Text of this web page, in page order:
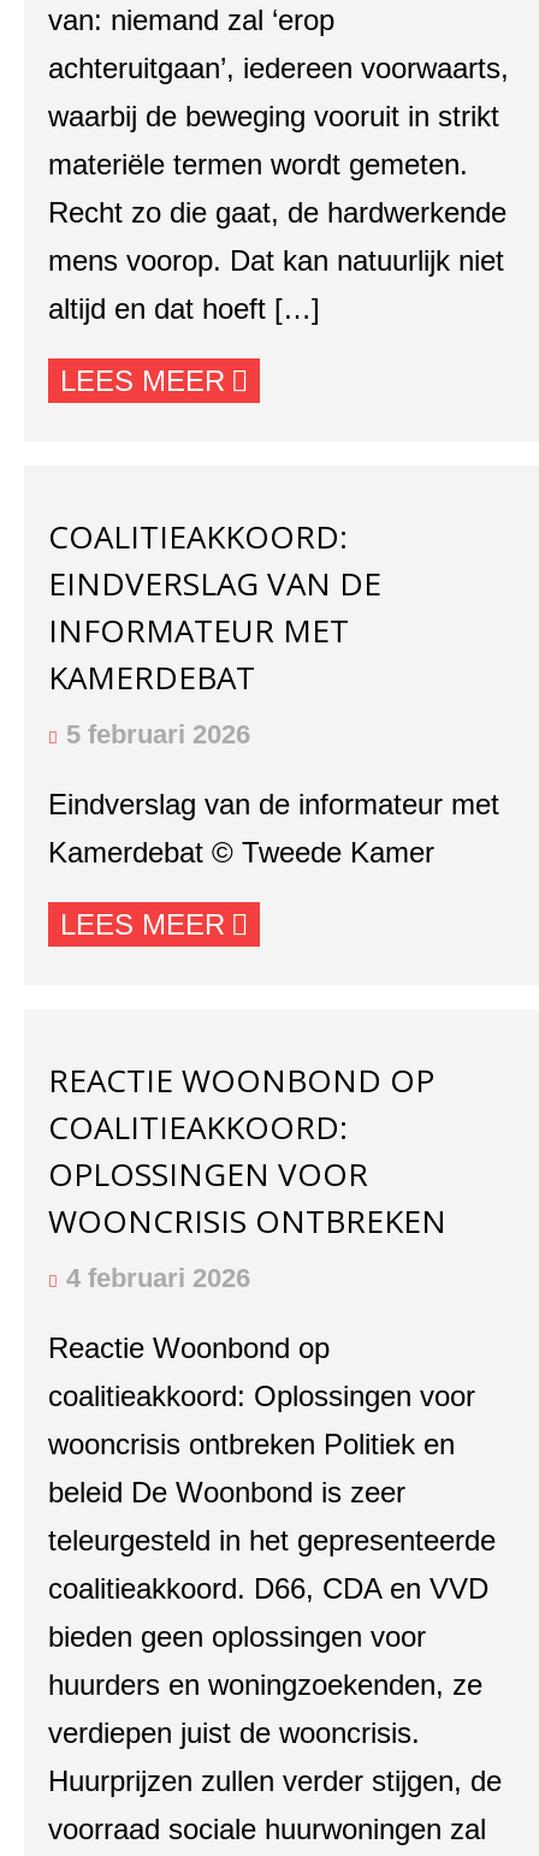
van: niemand zal ‘erop
achteruitgaan’, iedereen voorwaarts,
waarbij de beweging vooruit in strikt
materiële termen wordt gemeten.
Recht zo die gaat, de hardwerkende
mens voorop. Dat kan natuurlijk niet
altijd en dat hoeft […]
LEES MEER
COALITIEAKKOORD:
EINDVERSLAG VAN DE
INFORMATEUR MET
KAMERDEBAT
5 februari 2026
Eindverslag van de informateur met
Kamerdebat © Tweede Kamer
LEES MEER
REACTIE WOONBOND OP
COALITIEAKKOORD:
OPLOSSINGEN VOOR
WOONCRISIS ONTBREKEN
4 februari 2026
Reactie Woonbond op
coalitieakkoord: Oplossingen voor
wooncrisis ontbreken Politiek en
beleid De Woonbond is zeer
teleurgesteld in het gepresenteerde
coalitieakkoord. D66, CDA en VVD
bieden geen oplossingen voor
huurders en woningzoekenden, ze
verdiepen juist de wooncrisis.
Huurprijzen zullen verder stijgen, de
voorraad sociale huurwoningen zal